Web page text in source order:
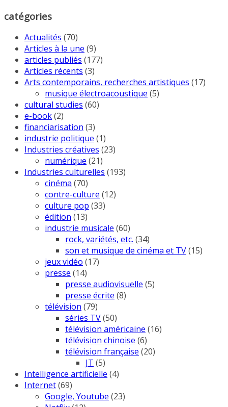
catégories
Actualités (70)
Articles à la une (9)
articles publiés (177)
Articles récents (3)
Arts contemporains, recherches artistiques (17)
musique électroacoustique (5)
cultural studies (60)
e-book(2)
financiarisation (3)
industrie politique (1)
Industries créatives (23)
numérique (21)
Industries culturelles (193)
cinéma (70)
contre-culture (12)
culture pop (33)
édition (13)
industrie musicale (60)
rock, variétés, etc. (34)
son et musique de cinéma et TV(15)
jeux vidéo (17)
presse (14)
presse audiovisuelle (5)
presse écrite (8)
télévision (79)
séries TV(50)
télévision américaine (16)
télévision chinoise (6)
télévision française (20)
JT (5)
Intelligence artificielle (4)
Internet(69)
Google, Youtube (23)